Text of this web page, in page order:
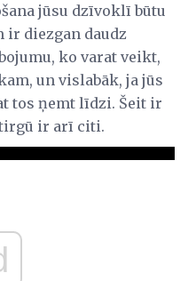
jūsu dzīvoklī būtu
ir diezgan daudz
ko varat veikt,
un vislabāk, ja jūs
tos ņemt līdzi. Šeit ir
ir arī citi.